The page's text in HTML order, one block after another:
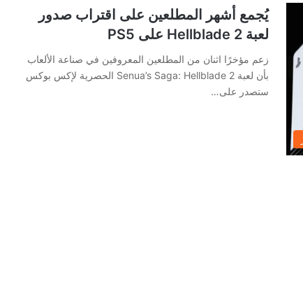
يُجمع أشهر المطلعين على اقتراب صدور
لعبة Hellblade 2 على PS5
زعم مؤخرًا اثنان من المطلعين المعروفين في صناعة الألعاب
بأن لعبة Senua’s Saga: Hellblade 2 الحصرية لإكس بوكس
ستصدر على…